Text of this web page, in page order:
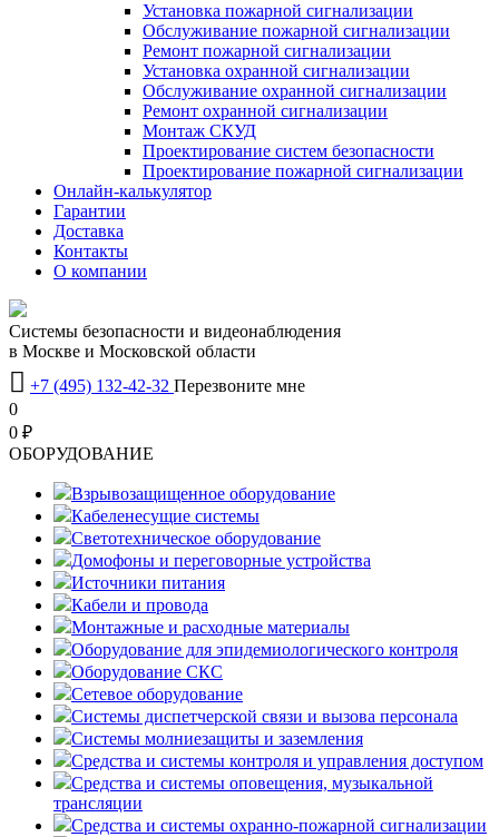
Установка пожарной сигнализации
Обслуживание пожарной сигнализации
Ремонт пожарной сигнализации
Установка охранной сигнализации
Обслуживание охранной сигнализации
Ремонт охранной сигнализации
Монтаж СКУД
Проектирование систем безопасности
Проектирование пожарной сигнализации
Онлайн-калькулятор
Гарантии
Доставка
Контакты
О компании
Системы безопасности и видеонаблюдения
в Москве и Московской области
 +7 (495) 132-42-32 Перезвоните мне
0
0 ₽
OБОРУДОВАНИЕ
Взрывозащищенное оборудование
Кабеленесущие системы
Светотехническое оборудование
Домофоны и переговорные устройства
Источники питания
Кабели и провода
Монтажные и расходные материалы
Оборудование для эпидемиологического контроля
Оборудование СКС
Сетевое оборудование
Системы диспетчерской связи и вызова персонала
Системы молниезащиты и заземления
Средства и системы контроля и управления доступом
Средства и системы оповещения, музыкальной
трансляции
Средства и системы охранно-пожарной сигнализации